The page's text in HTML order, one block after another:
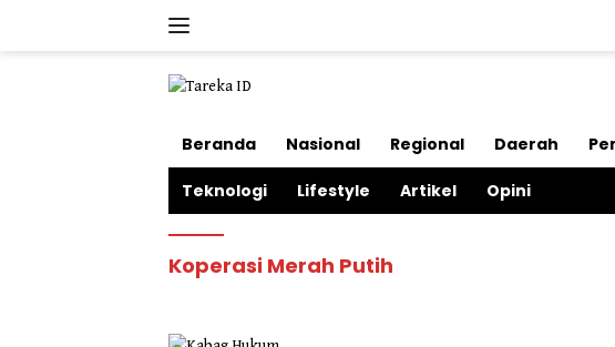
Beranda Nasional Regional Daerah
Teknologi Lifestyle Artikel Opini
Koperasi Merah Putih